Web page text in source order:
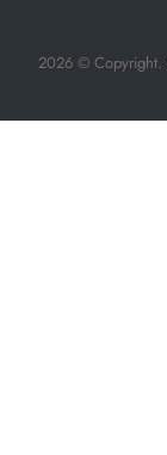
2026 © Copyright.